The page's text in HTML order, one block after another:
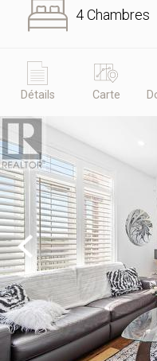
4 Chambres
Détails Carte
Previous